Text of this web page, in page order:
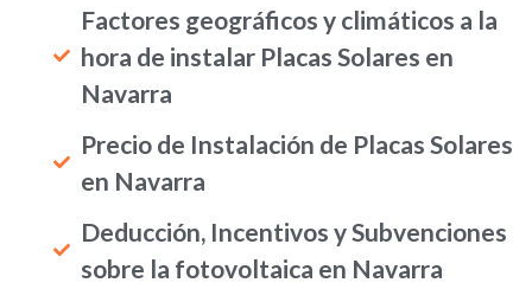
Factores geográficos y climáticos a la
hora de instalar Placas Solares en
Navarra
Precio de Instalación de Placas Solares
en Navarra
Deducción, Incentivos y Subvenciones
sobre la fotovoltaica en Navarra